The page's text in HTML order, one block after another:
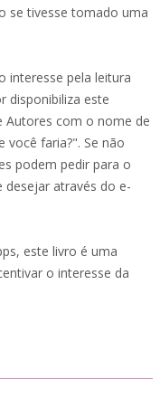
se tivesse tomado uma
interesse pela leitura
disponibiliza este
Autores com o nome de
você faria?". Se não
podem pedir para o
através do e-
este livro é uma
o interesse da